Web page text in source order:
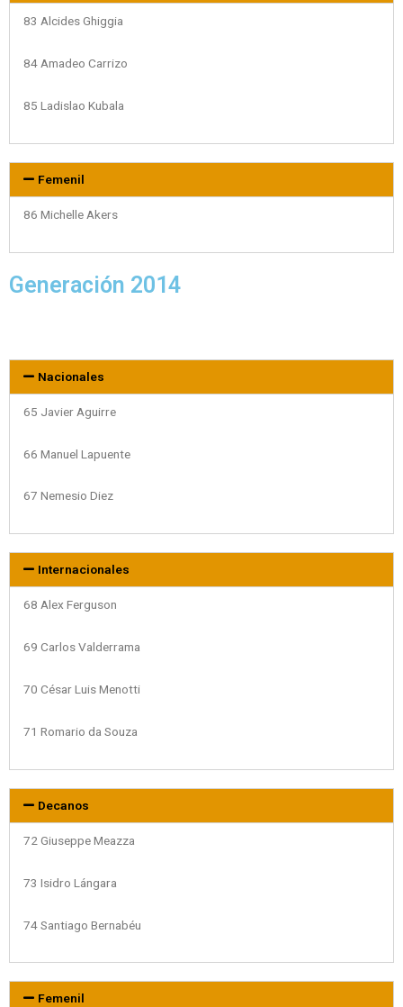
83 Alcides Ghiggia
84 Amadeo Carrizo
85 Ladislao Kubala
Femenil
86 Michelle Akers
Generación 2014
Nacionales
65 Javier Aguirre
66 Manuel Lapuente
67 Nemesio Diez
Internacionales
68 Alex Ferguson
69 Carlos Valderrama
70 César Luis Menotti
71 Romario da Souza
Decanos
72 Giuseppe Meazza
73 Isidro Lángara
74 Santiago Bernabéu
Femenil